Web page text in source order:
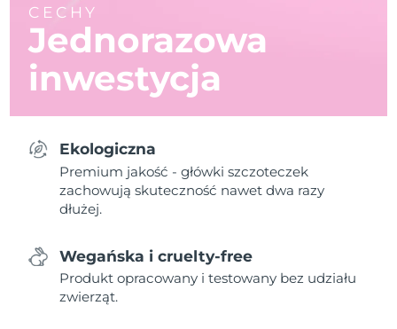
CECHY
Jednorazowa
inwestycja
Ekologiczna
Premium jakość - główki szczoteczek
zachowują skuteczność nawet dwa razy
dłużej.
Wegańska i cruelty-free
Produkt opracowany i testowany bez udziału
zwierząt.